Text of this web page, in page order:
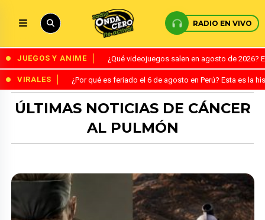
RADIO EN VIVO
JUEGOS Y ANIME ¿Qué videojuegos salen en agosto de
VIRALES ¿Por qué es feriado el 6 de agosto en Perú? Esta es la
ÚLTIMAS NOTICIAS DE CÁNCER
AL PULMÓN